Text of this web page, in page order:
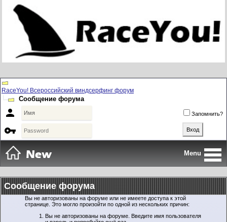
RaceYou! Всероссийский виндсерфинг форум
Сообщение форума
 Запомнить?

Menu
Сообщение форума
Вы не авторизованы на форуме или не имеете доступа к этой
странице. Это могло произойти по одной из нескольких причин:
Вы не авторизованы на форуме. Введите имя пользователя